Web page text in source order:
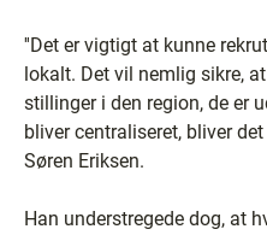
''Det er vigtigt at kunne
lokalt. Det vil nemlig sikre,
stillinger i den region, de er
bliver centraliseret, bliver
Søren Eriksen.
Han understregede dog, at